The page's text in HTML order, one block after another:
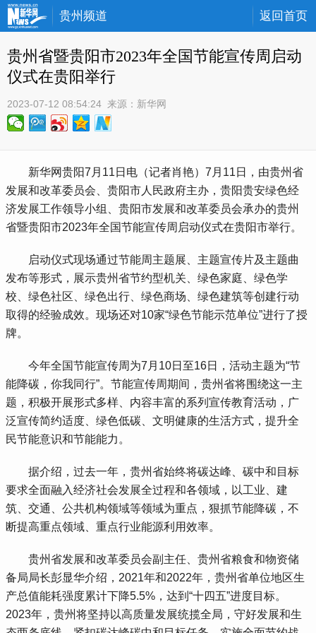
贵州频道 返回首页
贵州省暨贵阳市2023年全国节能宣传周启动
仪式在贵阳举行
2023-07-12 08:54:24 来源： 新华网
新华网贵阳7月11日电（记者肖艳）7月11日，由贵州省
发展和改革委员会、贵阳市人民政府主办，贵阳贵安绿色经
济发展工作领导小组、贵阳市发展和改革委员会承办的贵州
省暨贵阳市2023年全国节能宣传周启动仪式在贵阳市举行。
启动仪式现场通过节能周主题展、主题宣传片及主题曲
发布等形式，展示贵州省节约型机关、绿色家庭、绿色学
校、绿色社区、绿色出行、绿色商场、绿色建筑等创建行动
取得的经验成效。现场还对10家“绿色节能示范单位”进行了授
牌。
今年全国节能宣传周为7月10日至16日，活动主题为“节
能降碳，你我同行”。节能宣传周期间，贵州省将围绕这一主
题，积极开展形式多样、内容丰富的系列宣传教育活动，广
泛宣传简约适度、绿色低碳、文明健康的生活方式，提升全
民节能意识和节能能力。
据介绍，过去一年，贵州省始终将碳达峰、碳中和目标
要求全面融入经济社会发展全过程和各领域，以工业、建
筑、交通、公共机构领域等领域为重点，狠抓节能降碳，不
断提高重点领域、重点行业能源利用效率。
贵州省发展和改革委员会副主任、贵州省粮食和物资储
备局局长彭显华介绍，2021年和2022年，贵州省单位地区生
产总值能耗强度累计下降5.5%，达到“十四五”进度目标。
2023年，贵州将坚持以高质量发展统揽全局，守好发展和生